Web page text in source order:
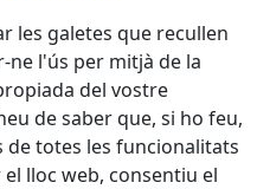
les galetes que recullen
l'ús per mitjà de la
del vostre
de saber que, si ho feu,
totes les funcionalitats
lloc web, consentiu el